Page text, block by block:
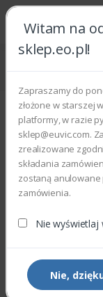
Witam na
sklep.eo.pl!
Zapraszamy do
złożone w starszej
platformy, w razie
sklep@euvic.com.
zrealizowane
składania
zostaną anulowane
zamówienia.
Nie wyświetlaj
Nie,
Strona główna